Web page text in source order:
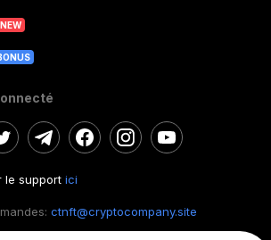
NEW
le support ici
ctnft@cryptocompany.site